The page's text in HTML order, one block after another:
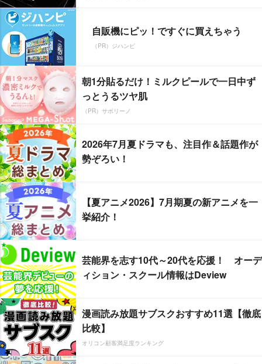
自販機にピッ！ですぐに買えちゃう
（PR）ジハンピ
朝1分貼るだけ！ミルクピールで一日中ず
っとうるツヤ肌
（PR）サボリーノ
2026年7月夏ドラマも、注目作＆話題作が
勢ぞろい！
【夏アニメ2026】7月期夏の新アニメを一
挙紹介！
芸能界を志す10代～20代を応援！ オーデ
ィション・スクール情報はDeview
漫画読み放題サブスクおすすめ11選【徹底
比較】
オリコン顧客満足度ランキング